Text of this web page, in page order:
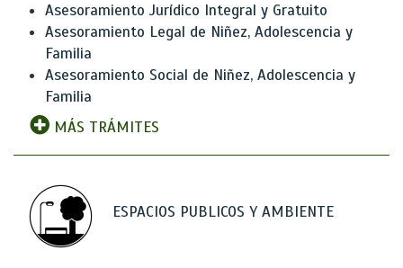
Asesoramiento Jurídico Integral y Gratuito
Asesoramiento Legal de Niñez, Adolescencia y
Familia
Asesoramiento Social de Niñez, Adolescencia y
Familia
MÁS TRÁMITES
ESPACIOS PUBLICOS Y AMBIENTE